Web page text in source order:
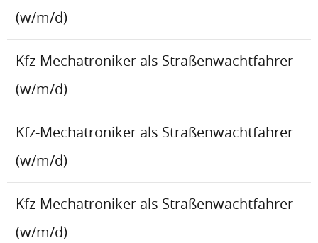
(w/m/d)
Kfz-Mechatroniker als Straßenwachtfahrer
(w/m/d)
Kfz-Mechatroniker als Straßenwachtfahrer
(w/m/d)
Kfz-Mechatroniker als Straßenwachtfahrer
(w/m/d)